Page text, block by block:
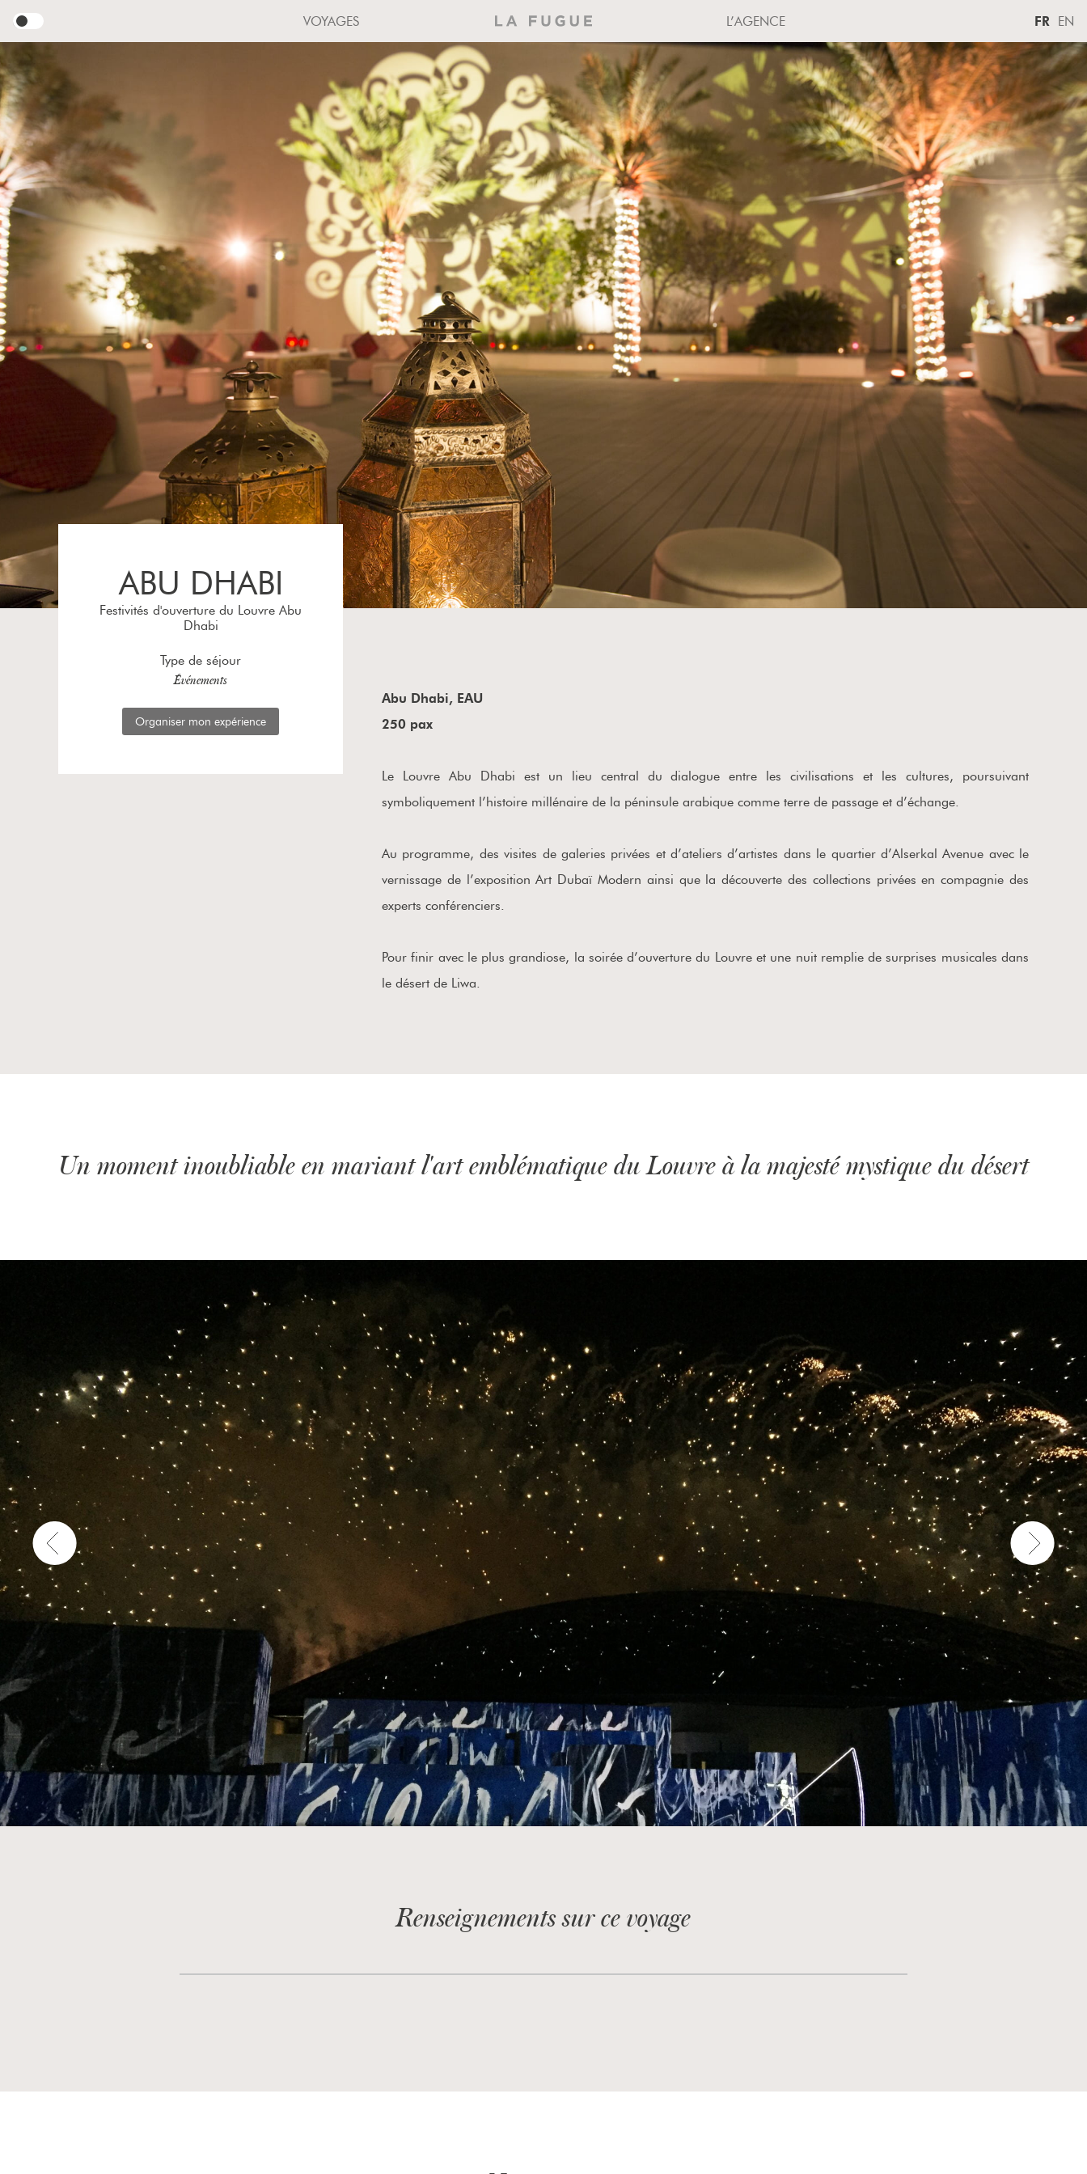
VOYAGES
FUGUES MUSICALES FUGUES À VOTRE MESURE ÉVÉNEMENTS
L’AGENCE
CONTACT
FR EN
ABU DHABI
Festivités d'ouverture du Louvre Abu
Dhabi
Type de séjour
Événements
Organiser mon expérience
Abu Dhabi, EAU
250 pax
Le Louvre Abu Dhabi est un lieu central du dialogue entre les civilisations et les cultures, poursuivant
symboliquement l’histoire millénaire de la péninsule arabique comme terre de passage et d’échange.
Au programme, des visites de galeries privées et d’ateliers d’artistes dans le quartier d’Alserkal Avenue avec le
vernissage de l’exposition Art Dubaï Modern ainsi que la découverte des collections privées en compagnie des
experts conférenciers.
Pour finir avec le plus grandiose, la soirée d’ouverture du Louvre et une nuit remplie de surprises musicales dans
le désert de Liwa.
Un moment inoubliable en mariant l'art emblématique du Louvre à la majesté mystique du désert
Renseignements sur ce voyage